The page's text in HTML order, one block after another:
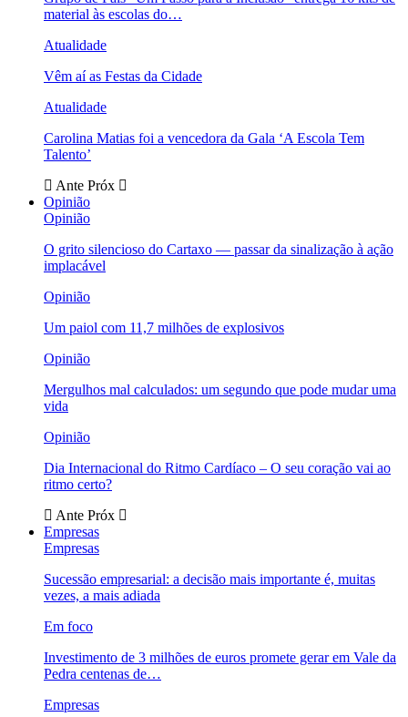
material às escolas do…
Atualidade
Vêm aí as Festas da Cidade
Atualidade
Carolina Matias foi a vencedora da Gala ‘A Escola Tem
Talento’
Ante Próx
Opinião
Opinião
O grito silencioso do Cartaxo — passar da sinalização à ação
implacável
Opinião
Um paiol com 11,7 milhões de explosivos
Opinião
Mergulhos mal calculados: um segundo que pode mudar uma
vida
Opinião
Dia Internacional do Ritmo Cardíaco – O seu coração vai ao
ritmo certo?
Ante Próx
Empresas
Empresas
Sucessão empresarial: a decisão mais importante é, muitas
vezes, a mais adiada
Em foco
Investimento de 3 milhões de euros promete gerar em Vale da
Pedra centenas de…
Empresas